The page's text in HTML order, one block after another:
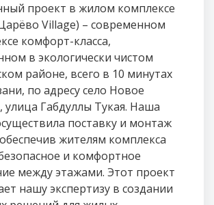
проект в жилом комплексе
Village) – современном
комфорт-класса,
в экологически чистом
районе, всего в 10 минутах
по адресу село Новое
Габдуллы Тукая. Наша
поставку и монтаж
жителям комплекса
и комфортное
между этажами. Этот проект
нашу экспертизу в создании